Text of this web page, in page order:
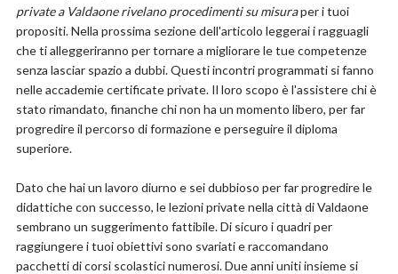
private a Valdaone rivelano procedimenti su misuraper i tuoi
propositi. Nella prossima sezione dell'articolo leggerai i ragguagli
che ti alleggeriranno per tornare a migliorare le tue competenze
senza lasciar spazio a dubbi. Questi incontri programmati si fanno
nelle accademie certificate private. Il loro scopo è l'assistere chi è
stato rimandato, finanche chi non ha un momento libero, per far
progredire il percorso di formazione e perseguire il diploma
superiore.
Dato che hai un lavoro diurno e sei dubbioso per far progredire le
didattiche con successo, le lezioni private nella città di Valdaone
sembrano un suggerimento fattibile. Di sicuro i quadri per
raggiungere i tuoi obiettivi sono svariati e raccomandano
pacchetti di corsi scolastici numerosi. Due anni uniti insieme si